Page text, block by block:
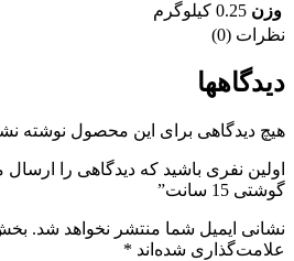
وزن 0.25 کیلوگرم
نظرات (0)
دیدگاهها
هیچ دیدگاهی برای این محصول نوشته
اولین نفری باشید که دیدگاهی را
گوشتی 15 سانت”
نشانی ایمیل شما منتشر نخواهد شد.
علامت‌گذاری شده‌اند *